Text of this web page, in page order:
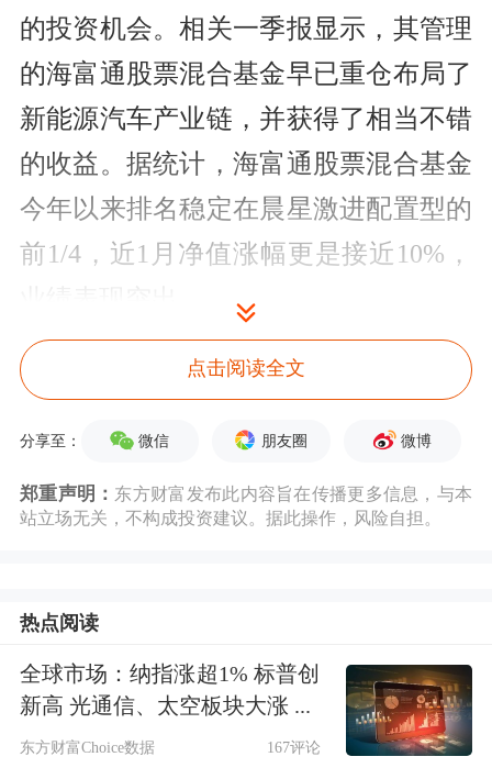
的投资机会。相关一季报显示，其管理
的海富通股票混合基金早已重仓布局了
新能源汽车产业链，并获得了相当不错
的收益。据统计，海富通股票混合基金
今年以来排名稳定在晨星激进配置型的
前1/4，近1月净值涨幅更是接近10%，
寻找最具潜力的产业趋势
今年是吕越超做基金经理的第三年，回
是一个不断“做减法”的过程。他有
时，他会更加关注上市公司的基本面研
一些。
对于后市，他并不悲观。在其看来，关
点击阅读全文
分享至： 微信 朋友圈 微博
郑重声明： 东方财富发布此内容旨在传播更多信息，与本
站立场无关，不构成投资建议。据此操作，风险自担。
热点阅读
全球市场：纳指涨超1% 标普创
新高 光通信、太空板块大涨 ...
东方财富Choice数据 167评论